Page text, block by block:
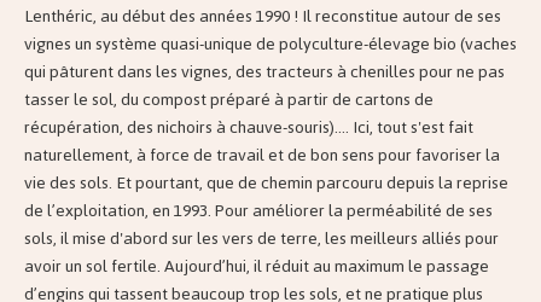
Lenthéric, au début des années 1990 ! Il reconstitue autour de ses
vignes un système quasi-unique de polyculture-élevage bio (vaches
qui pâturent dans les vignes, des tracteurs à chenilles pour ne pas
tasser le sol, du compost préparé à partir de cartons de
récupération, des nichoirs à chauve-souris).... Ici, tout s'est fait
naturellement, à force de travail et de bon sens pour favoriser la
vie des sols. Et pourtant, que de chemin parcouru depuis la reprise
de l’exploitation, en 1993. Pour améliorer la perméabilité de ses
sols, il mise d'abord sur les vers de terre, les meilleurs alliés pour
avoir un sol fertile. Aujourd’hui, il réduit au maximum le passage
d’engins qui tassent beaucoup trop les sols, et ne pratique plus